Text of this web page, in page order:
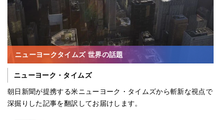
ニューヨークタイムズ 世界の話題
ニューヨーク・タイムズ
朝日新聞が提携する米ニューヨーク・タイムズから斬新な視点で
深掘りした記事を翻訳してお届けします。